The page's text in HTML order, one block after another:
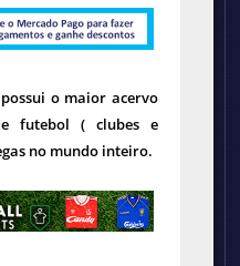
possui o maior acervo
futebol ( clubes e
no mundo inteiro.